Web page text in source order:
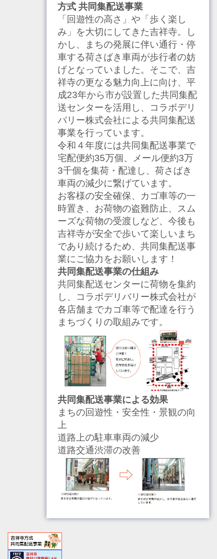
方式 共同集配送事業
「回遊性の高さ」や「歩く楽し
み」を大切にしてきた吉祥寺。し
かし、まちの発展に伴い通行・停
車する荷さばき車両が歩行者の妨
げとなっていました。そこで、吉
祥寺の更なる魅力向上に向け、平
成23年から市が設置した共同集配
送センターを活用し、コラボデリ
バリー株式会社による共同集配送
事業を行っています。
令和４年度には共同集配送事業で
宅配便約35万個、メール便約3万
3千個を集荷・配達し、荷さばき
車両の減少に繋げています。
お客様の安全確保、カゴ車等の一
時置き、お荷物の盗難防止、スム
ーズな荷物の受渡しなど、今後も
吉祥寺が安全で歩いて楽しいまち
であり続けるため、共同集配送事
業にご協力をお願いします！
共同集配送事業の仕組み
共同集配送センターに荷物を集約
し、コラボデリバリー株式会社が
各店舗までカゴ車等で配達を行う
まちづくりの取組みです。
共同集配送事業による効果
まちの回遊性・安全性・景観の向
上
道路上の駐車車両の減少
道路交通渋滞の改善